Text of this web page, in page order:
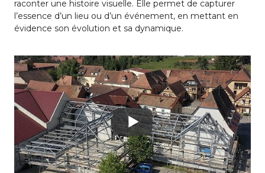
raconter une histoire visuelle. Elle permet de capturer
l’essence d’un lieu ou d’un événement, en mettant en
évidence son évolution et sa dynamique.